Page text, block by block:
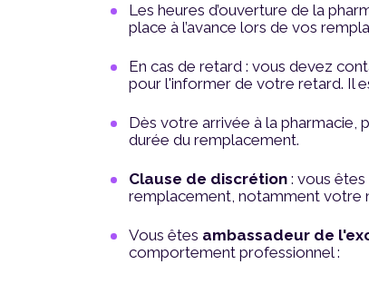
Les heures d’ouverture de la
place à l’avance lors de vos
En cas de retard : vous devez
pour l'informer de votre retard. Il
Dès votre arrivée à la pharmacie,
durée du remplacement.
Clause de discrétion : vous
remplacement, notamment votre
Vous êtes ambassadeur de
comportement professionnel :